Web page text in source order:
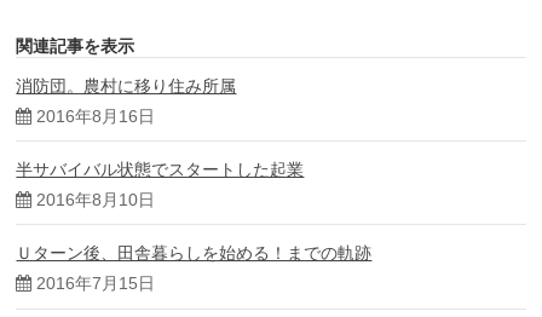
開
き
す)
関連記事を表示
消防団。農村に移り住み所属
2016年8月16日
半サバイバル状態でスタートした起業
2016年8月10日
Ｕターン後、田舎暮らしを始める！までの軌跡
2016年7月15日